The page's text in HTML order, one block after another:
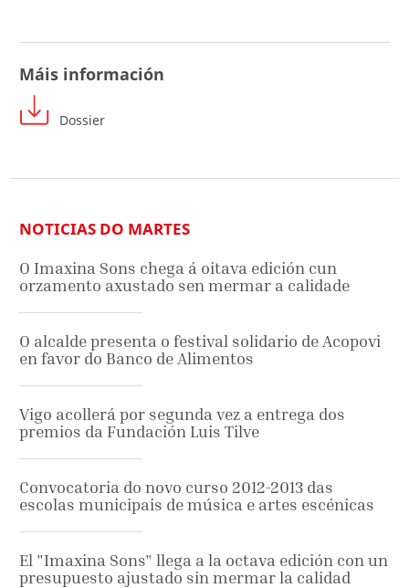
Máis información
Dossier
NOTICIAS DO MARTES
O Imaxina Sons chega á oitava edición cun
orzamento axustado sen mermar a calidade
O alcalde presenta o festival solidario de Acopovi
en favor do Banco de Alimentos
Vigo acollerá por segunda vez a entrega dos
premios da Fundación Luis Tilve
Convocatoria do novo curso 2012-2013 das
escolas municipais de música e artes escénicas
El "Imaxina Sons" llega a la octava edición con un
presupuesto ajustado sin mermar la calidad